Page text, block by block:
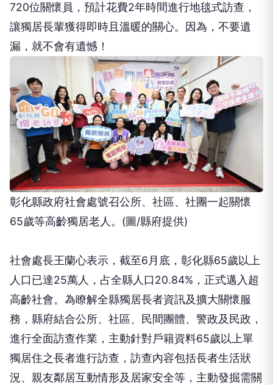
720位關懷員，預計花費2年時間進行地毯式訪查，
讓獨居長輩獲得即時且溫暖的關心。因為，不要遺
漏，就不會有遺憾！
彰化縣政府社會處號召公所、社區、社團一起關懷
65歲等高齡獨居老人。(圖/縣府提供)
社會處長王蘭心表示，截至6月底，彰化縣65歲以上
人口已達25萬人，占全縣人口20.84%，正式邁入超
高齡社會。為瞭解全縣獨居長者資訊及擴大關懷服
務，縣府結合公所、社區、民間團體、警政及民政，
進行全面訪查作業，主動針對戶籍資料65歲以上單
獨居住之長者進行訪查，訪查內容包括長者生活狀
況、親友鄰居互動情形及居家安全等，主動發掘需關